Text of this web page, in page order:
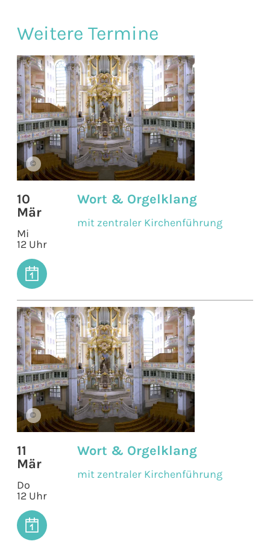
Weitere Termine
©
10
Mär
Mi
12 Uhr
Wort & Orgelklang
mit zentraler Kirchenführung
©
11
Mär
Do
12 Uhr
Wort & Orgelklang
mit zentraler Kirchenführung